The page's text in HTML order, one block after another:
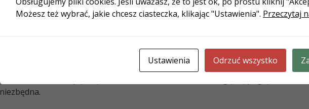
zimą temperatura często spada poniżej minus 20 stopni, choć ostatnio
klimatu. Zatem w północno-wschodniej Polsce, a także w rejonach
najtwardsze i najbardziej wytrzymałe kamienie takie jak granit, a także
na pomniki i inne przedmioty wykonane z granitu czy marmuru, które nie są
zobaczyć jak zmienna temperatura i wilgotność może wpłynąć na kamień.
tym przypadku znacznie gorsze niż stale utrzymująca się niska temperatura.
mikropęknięć w kamieniu, które z czasem mogą się pogłębiać.
Możesz też wybrać, jakie chcesz ciasteczka, klikając "Ustawienia". Przeczytaj
Ustawienia Odrzuć wszystko